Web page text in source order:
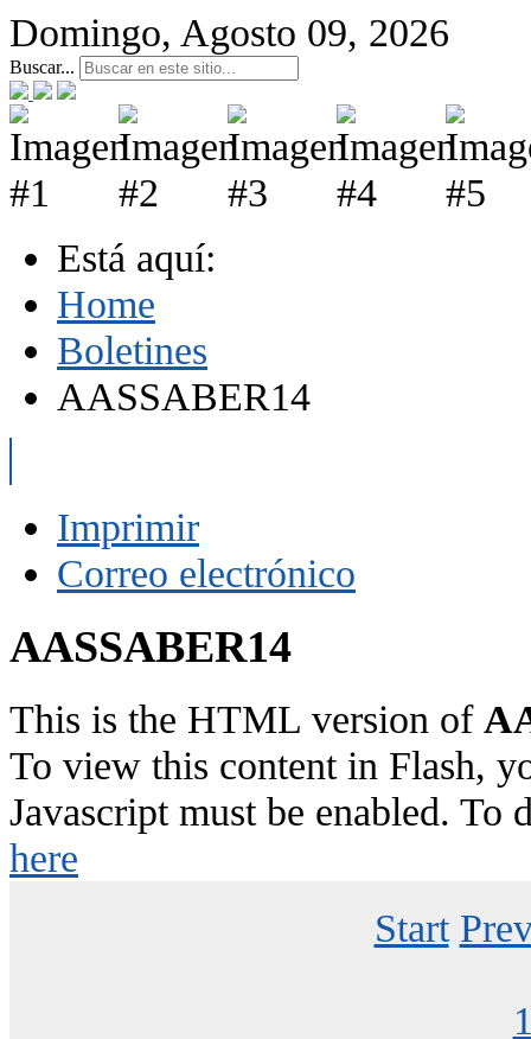
Domingo, Agosto 09, 2026
Buscar...
Está aquí:
Home
Boletines
AASSABER14
Imprimir
Correo electrónico
AASSABER14
This is the HTML version of
To view this content in Flash,
Javascript must be enabled.
here
Start